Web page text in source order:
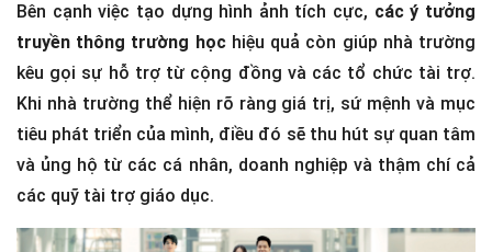
Bên cạnh việc tạo dựng hình ảnh tích cực, các ý tưởng
truyền thông trường họchiệu quả còn giúp nhà trường
kêu gọi sự hỗ trợ từ cộng đồng và các tổ chức tài trợ.
Khi nhà trường thể hiện rõ ràng giá trị, sứ mệnh và mục
tiêu phát triển của mình, điều đó sẽ thu hút sự quan tâm
và ủng hộ từ các cá nhân, doanh nghiệp và thậm chí cả
các quỹ tài trợ giáo dục.